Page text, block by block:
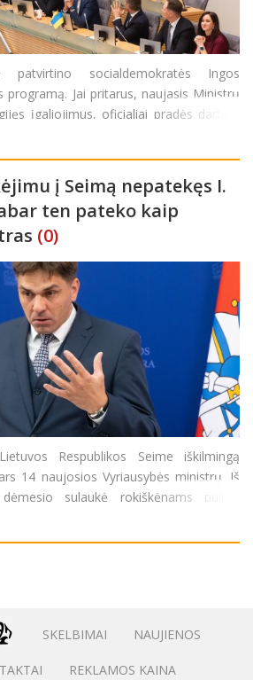
patvirtino socialdemokratės Ingos
programą. Jai pritarus, naujasis Ministrų
įgaliojimus, oficialiai pradės darbus.
80 Seimo nariai, prieš balsavo 40,
Vyr
į Seimą nepatekęs I.
ten pateko kaip
(0)
Respublikos Seime iškilmingą
14 naujosios Vyriausybės ministrų. Iš
sulaukė rokiškėnams puikiai
Sėlos rytinėje apygardoje (Rokiškyje
SKELBIMAI NAUJIENOS
REKLAMOS KAINA